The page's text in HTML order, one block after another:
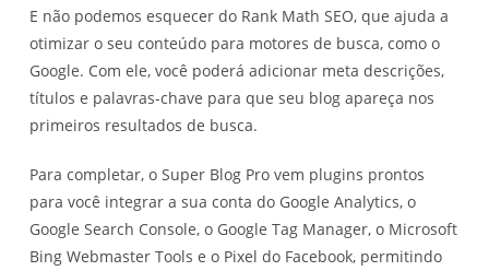
E não podemos esquecer do Rank Math SEO, que ajuda a
otimizar o seu conteúdo para motores de busca, como o
Google. Com ele, você poderá adicionar meta descrições,
títulos e palavras-chave para que seu blog apareça nos
primeiros resultados de busca.
Para completar, o Super Blog Pro vem plugins prontos
para você integrar a sua conta do Google Analytics, o
Google Search Console, o Google Tag Manager, o Microsoft
Bing Webmaster Tools e o Pixel do Facebook, permitindo